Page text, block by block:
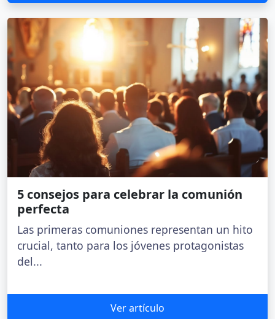
5 consejos para celebrar la comunión
perfecta
Las primeras comuniones representan un hito
crucial, tanto para los jóvenes protagonistas
del...
Ver artículo